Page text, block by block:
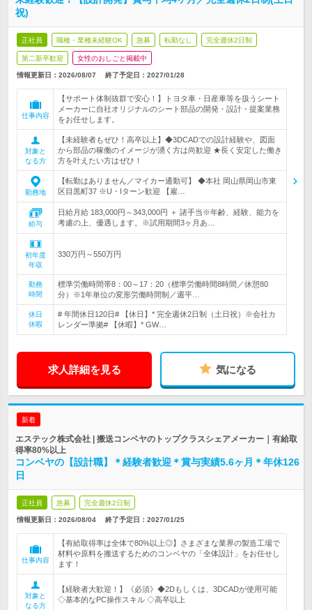
祝)
正社員 職種・業種未経験OK 急募 転勤なし 完全週休2日制
第二新卒歓迎 女性のおしごと掲載中
情報更新日：2026/08/07 終了予定日： 2027/01/28
仕事内容
【サポート体制抜群で安心！】トヨタ車・日産車等を扱うシート
メーカーに自社オリジナルのシート部品の開発・設計・提案業務
をお任せします。
対象と
なる方
【未経験者もぜひ！高卒以上】◆3DCADでの設計経験や、図面
から部品の稼働のイメージが湧く方は尚歓迎 ★長く安定した働き
方を叶えたい方はぜひ！
勤務地
【転勤はありません／マイカー通勤可】 ◆本社 岡山県岡山市東
区目黒町37 ※U・Iターン歓迎 【雇…
給与
日給月給 183,000円～343,000円 ＋ 諸手当※年齢、経験、能力を
考慮の上、優遇します。※試用期間3ヶ月あ…
初年度
年収
330万円～550万円
勤務
時間
標準労働時間帯8：00～17：20（標準労働時間8時間／休憩80
分）※1年単位の変形労働時間制／週平…
休日
休暇
# 年間休日120日# 【休日】* 完全週休2日制（土日祝）※会社カ
レンダー準拠# 【休暇】* GW…
求人詳細を見る 気になる
新着
エステック株式会社 | 搬送コンベヤのトップクラスシェアメーカー｜有給取
得率80%以上
コンベヤの【設計職】＊経験者歓迎＊賞与実績5.6ヶ月＊年休126
日
正社員 急募 完全週休2日制
情報更新日：2026/08/04 終了予定日： 2027/01/25
仕事内容
【有給取得率は全体で80%以上◎】さまざまな業界の製造工場で
材料や原料を搬送するためのコンベヤの「全体設計」をお任せし
ます！
対象と
なる方
【経験者大歓迎！】《必須》◆2Dもしくは、3DCADが使用可能
◇基本的なPC操作スキル ◇高卒以上